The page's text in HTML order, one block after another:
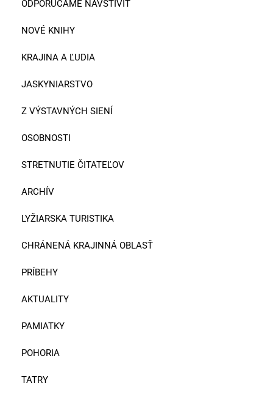
ODPORÚČAME NAVŠTÍVIŤ
NOVÉ KNIHY
KRAJINA A ĽUDIA
JASKYNIARSTVO
Z VÝSTAVNÝCH SIENÍ
OSOBNOSTI
STRETNUTIE ČITATEĽOV
ARCHÍV
LYŽIARSKA TURISTIKA
CHRÁNENÁ KRAJINNÁ OBLASŤ
PRÍBEHY
AKTUALITY
PAMIATKY
POHORIA
TATRY